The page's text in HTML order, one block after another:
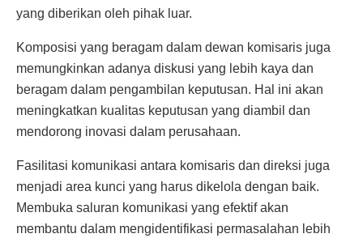
yang diberikan oleh pihak luar.
Komposisi yang beragam dalam dewan komisaris juga
memungkinkan adanya diskusi yang lebih kaya dan
beragam dalam pengambilan keputusan. Hal ini akan
meningkatkan kualitas keputusan yang diambil dan
mendorong inovasi dalam perusahaan.
Fasilitasi komunikasi antara komisaris dan direksi juga
menjadi area kunci yang harus dikelola dengan baik.
Membuka saluran komunikasi yang efektif akan
membantu dalam mengidentifikasi permasalahan lebih